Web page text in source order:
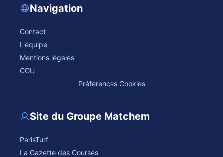
Navigation
Contact
L'équipe
Mentions légales
CGU
Préférences Cookies
Site du Groupe Matchem
ParisTurf
La Gazette des Courses